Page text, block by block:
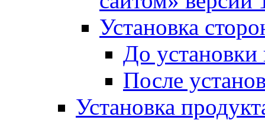
Установка
До установки
После
Установка